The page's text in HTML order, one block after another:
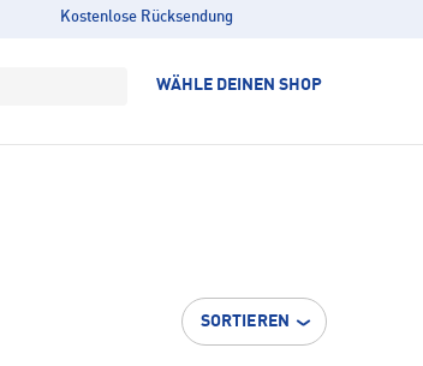
Kostenlose Rücksendung
WÄHLE DEINEN SHOP
SORTIEREN